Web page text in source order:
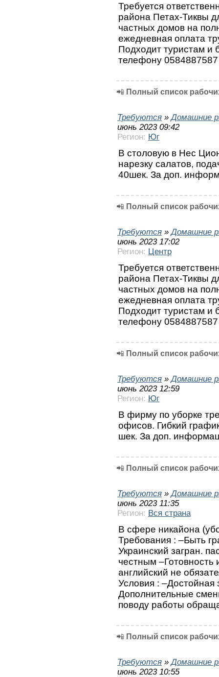
Требуется
района Петах-Тиквы
частных домов на
ежедневная оплата
Подходит туристам
телефону 0584887587
📲 Полный список
Требуются »Домашние
июнь 2023 09:42
Регион: Юг
В столовую в Нес
нарезку салатов,
40шек. За доп.
📲 Полный список
Требуются »Домашние
июнь 2023 17:02
Регион: Центр
Требуется
района Петах-Тиквы
частных домов на
ежедневная оплата
Подходит туристам
телефону 0584887587
📲 Полный список
Требуются »Домашние
июнь 2023 12:59
Регион: Юг
В фирму по уборке
офисов. Гибкий
шек. За доп.
📲 Полный список
Требуются »Домашние
июнь 2023 11:35
Регион: Вся страна
В сфере никайона
Требования : –Быть
Украинский загран.
честным –Готовность
английский не
Условия :
Дополнительные
поводу работы
📲 Полный список
Требуются »Домашние
июнь 2023 10:55